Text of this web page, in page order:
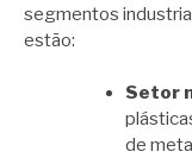
segmentos
estão:
Setor
de